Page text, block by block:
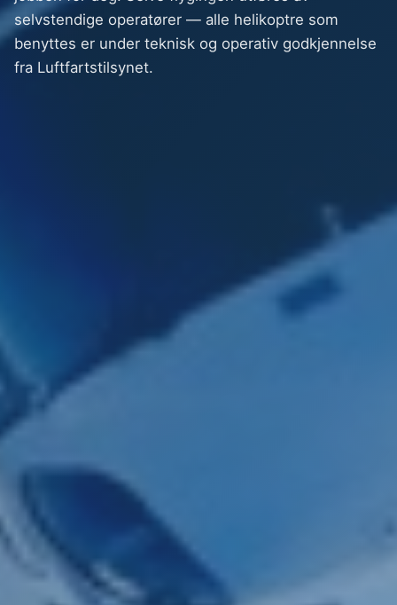
selvstendige operatører — alle helikoptre som
benyttes er under teknisk og operativ godkjennelse
fra Luftfartstilsynet.